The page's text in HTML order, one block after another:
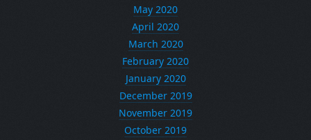
May 2020
April 2020
March 2020
February 2020
January 2020
December 2019
November 2019
October 2019